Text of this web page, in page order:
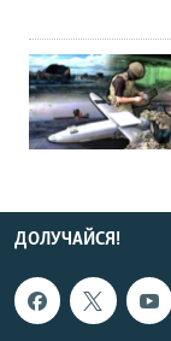
ДОЛУЧАЙСЯ!